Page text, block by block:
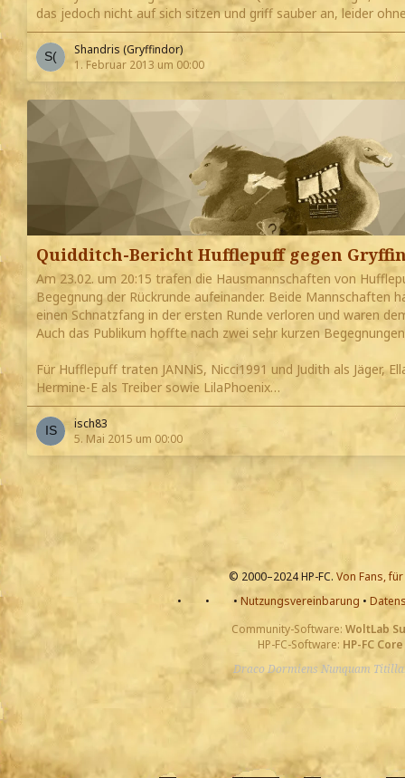
das jedoch nicht auf sich sitzen und griff sauber an, leider
Shandris (Gryffindor)
1. Februar 2013 um 00:00
Quidditch-Bericht Hufflepuff gegen
Am 23.02. um 20:15 trafen die Hausmannschaften von
Begegnung der Rückrunde aufeinander. Beide Mannschaften
einen Schnatzfang in der ersten Runde verloren und waren
Auch das Publikum hoffte nach zwei sehr kurzen
Für Hufflepuff traten JANNiS, Nicci1991 und Judith als Jäger,
Hermine-E als Treiber sowie LilaPhoenix…
isch83
5. Mai 2015 um 00:00
© 2000–2024 HP-FC. Von Fans,
•
• • Nutzungsvereinbarung •
Community-Software: WoltLab
HP-FC-Software: HP-FC Core
Draco Dormiens Nunquam